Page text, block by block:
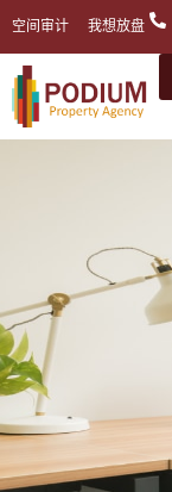
空间审计 我想放盘